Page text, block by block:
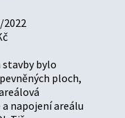
2022
bylo
ploch,
napojení areálu